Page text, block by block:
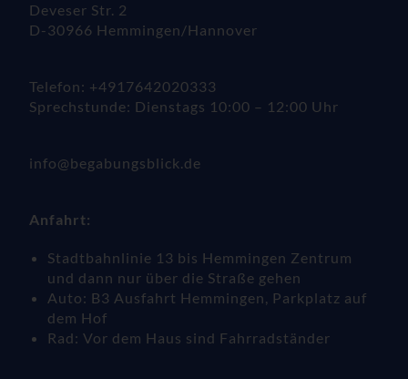
Deveser Str. 2
D-30966 Hemmingen/Hannover
Telefon: +4917642020333
Sprechstunde: Dienstags 10:00 – 12:00 Uhr
info@begabungsblick.de
Anfahrt:
Stadtbahnlinie 13 bis Hemmingen Zentrum
und dann nur über die Straße gehen
Auto: B3 Ausfahrt Hemmingen, Parkplatz auf
dem Hof
Rad: Vor dem Haus sind Fahrradständer